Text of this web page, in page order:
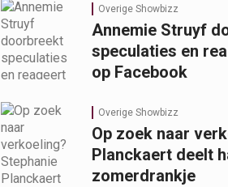
Overige Showbizz
Annemie Struyf
speculaties en
op Facebook
Overige Showbizz
Op zoek naar
Planckaert deelt
zomerdrankje